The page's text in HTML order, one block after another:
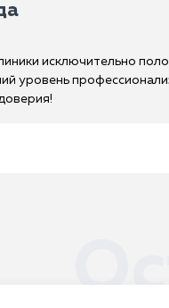
исключительно
уровень